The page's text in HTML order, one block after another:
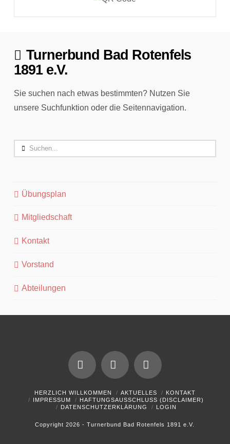
Turnerbund Bad Rotenfels
1891 e.V.
Sie suchen nach etwas bestimmten? Nutzen Sie
unsere Suchfunktion oder die Seitennavigation.
Search
Übungsplan
Mitgliedschaft
Kontakt
Vorstand
Abteilungen
FacebookYouTubeInstagram
HERZLICH WILLKOMMEN AKTUELLES
KONTAKT
IMPRESSUM
HAFTUNGSAUSSCHLUSS (DISCLAIMER)
DATENSCHUTZERKLÄRUNG
LOGIN
Copyright 2026 - Turnerbund Bad Rotenfels 1891 e.V.